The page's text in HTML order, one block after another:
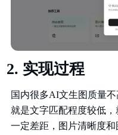
实现过程
国内很多AI文生图质量
就是文字匹配程度较低
一定差距，图片清晰度